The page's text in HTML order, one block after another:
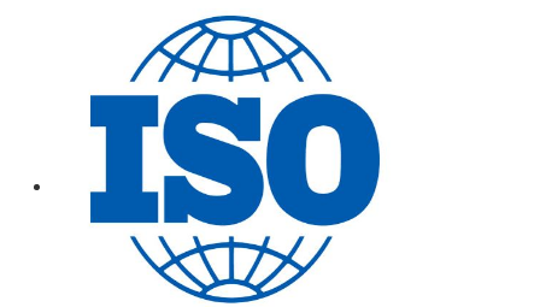
ανελκυστήρων χωρίς στοιχεία νομιμότητας
επιτρέπεται μετά από σύνταξη μελέτης - σχεδιων
ανελκυστήρα, συντήρησης, πιστοποίησης και έκδοσης
βεβαίωσης καταχώρησης στην αρμόδια υπηρεσία.
Σύστημα διαχείρισης ποιότητας ISO
επιχειρήσεις προκειμένου να είναι ελκυστικές στο
πελατειακό κοινό χρειάζεται να πιστοποιηθούν κατά
. Αυτό είτε απαιτείται για δουλειές με το δημόσιο